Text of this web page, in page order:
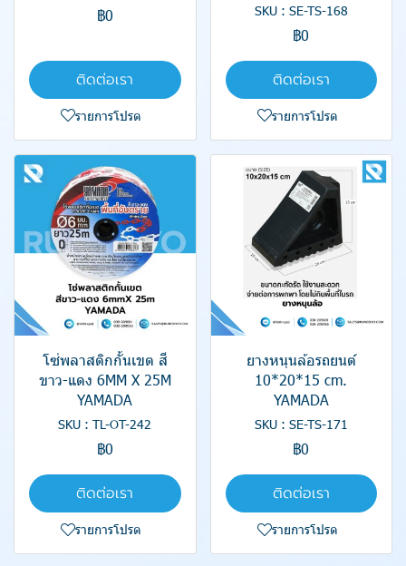
฿0
ติดต่อเรา
รายการโปรด
SKU : SE-TS-168
฿0
ติดต่อเรา
รายการโปรด
โซ่พลาสติกกั้นเขต สี
ขาว-แดง 6MM X 25M
YAMADA
SKU : TL-OT-242
฿0
ติดต่อเรา
รายการโปรด
ยางหนุนล้อรถยนต์
10*20*15 cm.
YAMADA
SKU : SE-TS-171
฿0
ติดต่อเรา
รายการโปรด